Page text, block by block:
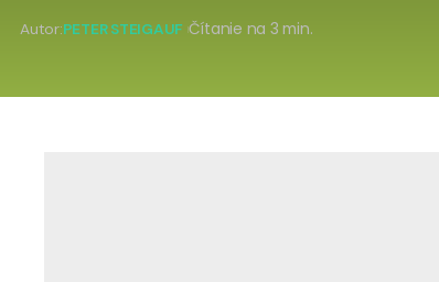
Autor:PETER STEIGAUF Čítanie na 3 min.